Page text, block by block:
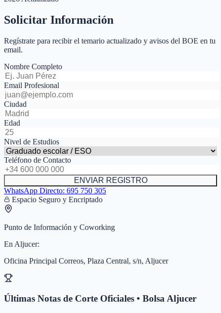
Solicitar Información
Regístrate para recibir el temario actualizado y avisos del BOE en tu
email.
Nombre Completo
Email Profesional
Ciudad
Edad
Nivel de Estudios
Teléfono de Contacto
ENVIAR REGISTRO
WhatsApp Directo: 695 750 305
Espacio Seguro y Encriptado
Punto de Información y Coworking
En Aljucer:
Oficina Principal Correos, Plaza Central, s/n, Aljucer
Últimas Notas de Corte Oficiales • BolsaAljucer